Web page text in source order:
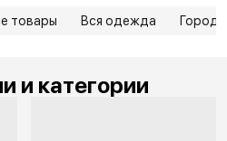
товары Вся одежда Город
и категории